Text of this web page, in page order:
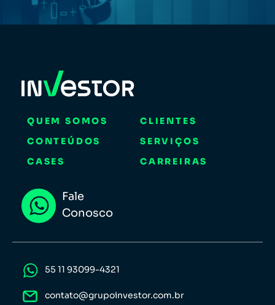
QUEM SOMOS
CLIENTES
CONTEÚDOS
SERVIÇOS
CASES
CARREIRAS
Fale
Conosco
55 11 93099-4321
contato@grupoinvestor.com.br